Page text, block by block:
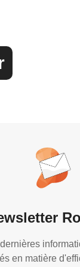
en matière